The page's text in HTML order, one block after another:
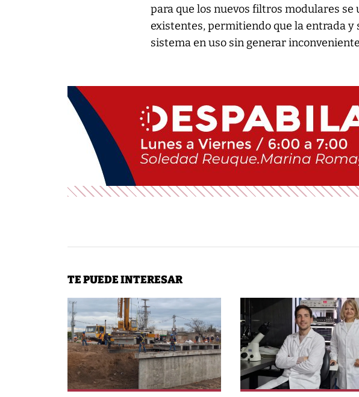
para que los nuevos filtros modulares
existentes, permitiendo que la entrada y
sistema en uso sin generar
TE PUEDE INTERESAR